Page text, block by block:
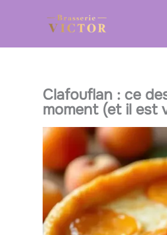
Clafouflan : ce
moment (et il est